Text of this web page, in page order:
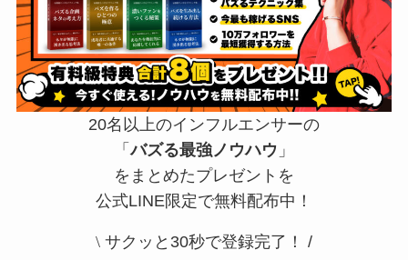
20名以上のインフルエンサーの
「バズる最強ノウハウ 」
をまとめたプレゼントを
公式LINE限定で無料配布中！
\ サクッと30秒で登録完了！ /